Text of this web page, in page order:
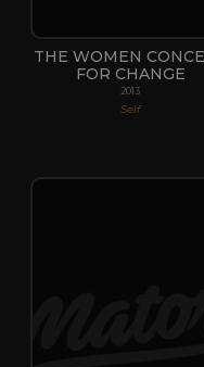
THE WOMEN
FOR CHANGE
2013
Self